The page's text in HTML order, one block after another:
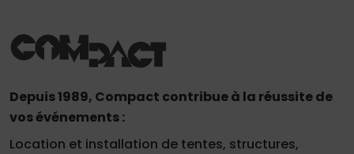
Depuis 1989, Compact contribue à la réussite de
vos événements :
Location et installation de tentes, structures,